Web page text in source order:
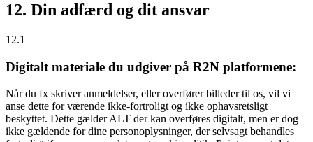
12. Din adfærd og dit ansvar
12.1
Digitalt materiale du udgiver på R2N platformene:
Når du fx skriver anmeldelser, eller overfører billeder til os, vil vi
anse dette for værende ikke-fortroligt og ikke ophavsretsligt
beskyttet. Dette gælder ALT der kan overføres digitalt, men er dog
ikke gældende for dine personoplysninger, der selvsagt behandles